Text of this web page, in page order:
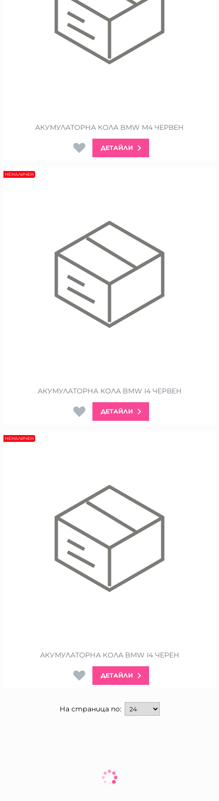
АКУМУЛАТОРНА КОЛА BMW M4 ЧЕРВЕН
ДЕТАЙЛИ
АКУМУЛАТОРНА КОЛА BMW I4 ЧЕРВЕН
ДЕТАЙЛИ
НЕНАЛИЧЕН
АКУМУЛАТОРНА КОЛА BMW I4 ЧЕРЕН
ДЕТАЙЛИ
НЕНАЛИЧЕН
На страница по: